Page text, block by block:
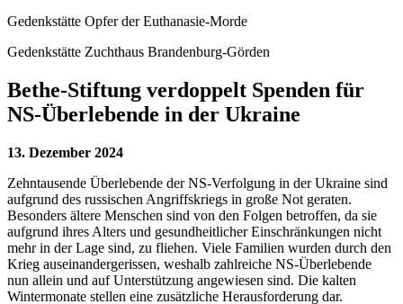
Gedenkstätte Opfer der Euthanasie-Morde
Gedenkstätte Zuchthaus Brandenburg-Görden
Bethe-Stiftung verdoppelt Spenden für
NS-Überlebende in der Ukraine
13. Dezember 2024
Zehntausende Überlebende der NS-Verfolgung in der Ukraine sind
aufgrund des russischen Angriffskriegs in große Not geraten.
Besonders ältere Menschen sind von den Folgen betroffen, da sie
aufgrund ihres Alters und gesundheitlicher Einschränkungen nicht
mehr in der Lage sind, zu fliehen. Viele Familien wurden durch den
Krieg auseinandergerissen, weshalb zahlreiche NS-Überlebende
nun allein und auf Unterstützung angewiesen sind. Die kalten
Wintermonate stellen eine zusätzliche Herausforderung dar.